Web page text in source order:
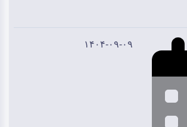
۱۴۰۴-۰۹-۰۹